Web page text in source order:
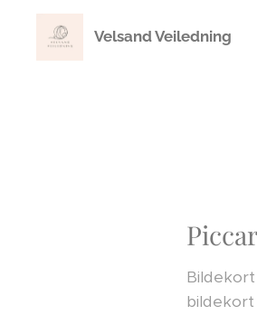
Velsand Veiledning
bildekort